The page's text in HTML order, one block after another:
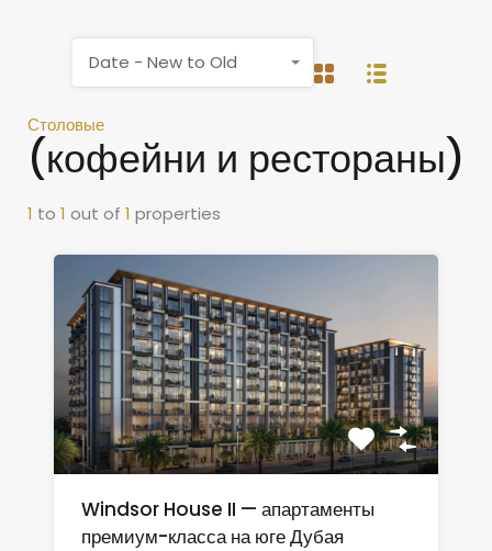
Столовые
(кофейни и рестораны)
1 to 1 out of 1 properties
Date - New to Old
Windsor House II — апартаменты
премиум-класса на юге Дубая